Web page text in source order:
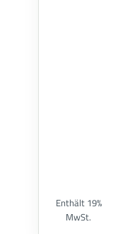
Enthält 19%
MwSt.